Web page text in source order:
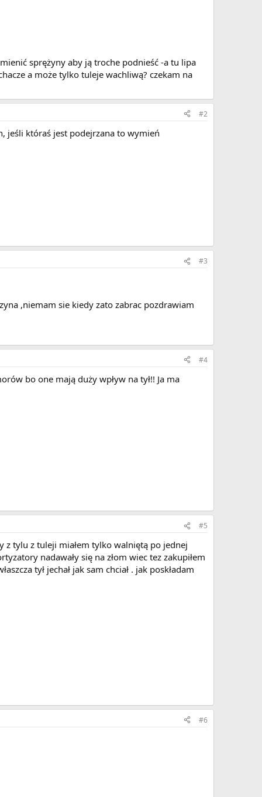
sprężyny aby ją troche podnieść -a tu lipa
a może tylko tuleje wachliwą? czekam na
#2
jeśli któraś jest podejrzana to wymień
#3
,niemam sie kiedy zato zabrac pozdrawiam
#4
bo one mają duży wpływ na tył!! Ja ma
#5
z tylu z tuleji miałem tylko walniętą po jednej
nadawały się na złom wiec tez zakupiłem
tył jechał jak sam chciał . jak poskładam
#6